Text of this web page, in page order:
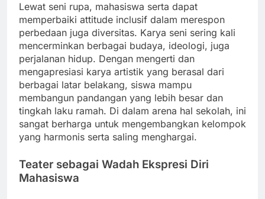
Lewat seni rupa, mahasiswa serta dapat
memperbaiki attitude inclusif dalam merespon
perbedaan juga diversitas. Karya seni sering kali
mencerminkan berbagai budaya, ideologi, juga
perjalanan hidup. Dengan mengerti dan
mengapresiasi karya artistik yang berasal dari
berbagai latar belakang, siswa mampu
membangun pandangan yang lebih besar dan
tingkah laku ramah. Di dalam arena hal sekolah, ini
sangat berharga untuk mengembangkan kelompok
yang harmonis serta saling menghargai.
Teater sebagai Wadah Ekspresi Diri
Mahasiswa